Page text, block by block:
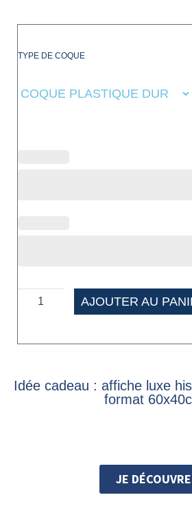
TYPE DE COQUE
AJOUTER AU
Idée cadeau : affiche luxe
format
JE DÉCOUVRE